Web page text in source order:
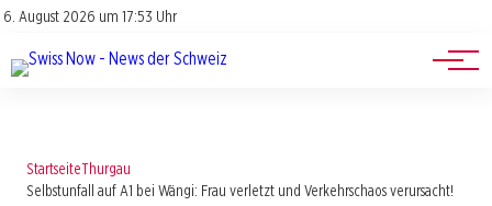
6. August 2026 um 17:53 Uhr
Impressum
Jobs
Events
StartseiteThurgau
Selbstunfall auf A1 bei Wängi: Frau verletzt und Verkehrschaos verursacht!